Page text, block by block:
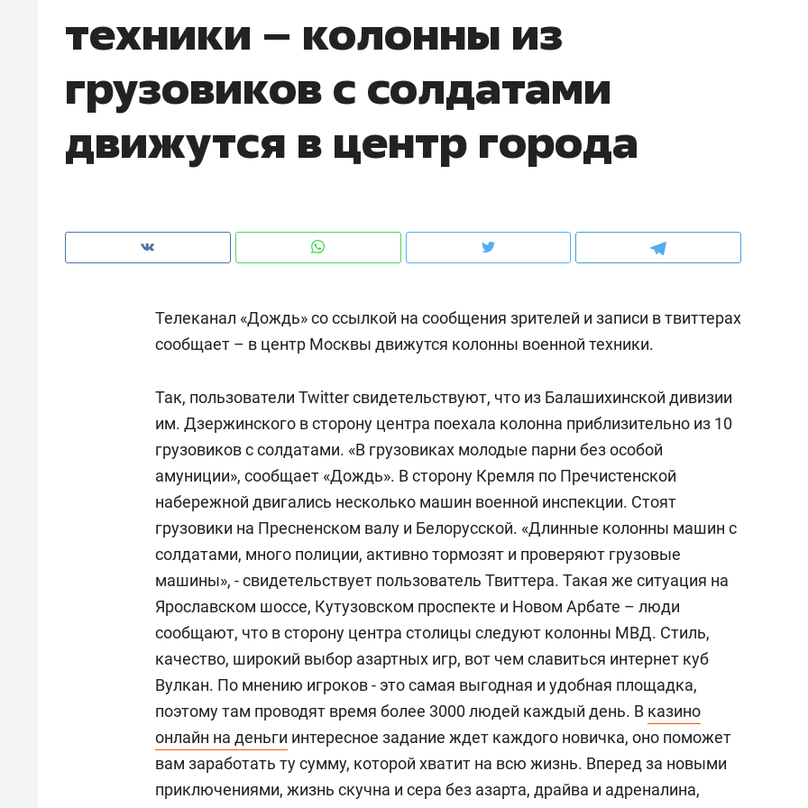
техники – колонны из
грузовиков с солдатами
движутся в центр города
Телеканал «Дождь» со ссылкой на сообщения зрителей и записи в твиттерах
сообщает – в центр Москвы движутся колонны военной техники.
Так, пользователи Twitter свидетельствуют, что из Балашихинской дивизии
им. Дзержинского в сторону центра поехала колонна приблизительно из 10
грузовиков с солдатами. «В грузовиках молодые парни без особой
амуниции», сообщает «Дождь». В сторону Кремля по Пречистенской
набережной двигались несколько машин военной инспекции. Стоят
грузовики на Пресненском валу и Белорусской. «Длинные колонны машин с
солдатами, много полиции, активно тормозят и проверяют грузовые
машины», - свидетельствует пользователь Твиттера. Такая же ситуация на
Ярославском шоссе, Кутузовском проспекте и Новом Арбате – люди
сообщают, что в сторону центра столицы следуют колонны МВД. Стиль,
качество, широкий выбор азартных игр, вот чем славиться интернет куб
Вулкан. По мнению игроков - это самая выгодная и удобная площадка,
поэтому там проводят время более 3000 людей каждый день. В казино
онлайн на деньги интересное задание ждет каждого новичка, оно поможет
вам заработать ту сумму, которой хватит на всю жизнь. Вперед за новыми
приключениями, жизнь скучна и сера без азарта, драйва и адреналина,
чем интересен Оман?
клиентах и чудных запросах мастеров
Рекомендуем
Оставить шум за волной: как
ЖК «Заря»
Рекомендуем
Психотерапевт «Фороса»:
когда человек не считает
свою сверхнагрузку
стрессом»
Рекомендуем
Дизайнер-прораб
с мебелью за 2
для меня это